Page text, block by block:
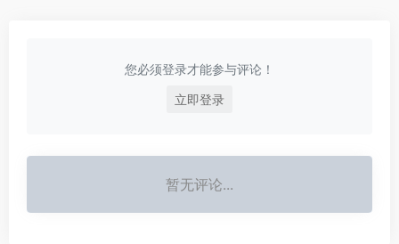
您必须登录才能参与评论！
立即登录
暂无评论...